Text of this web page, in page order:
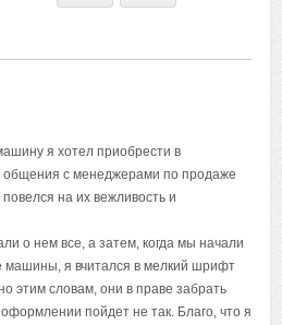
я хотел приобрести в
общения с менеджерами по продаже
на их вежливость и
о нем все, а затем, когда мы начали
машины, я вчитался в мелкий шрифт
этим словам, они в праве забрать
пойдет не так. Благо, что я